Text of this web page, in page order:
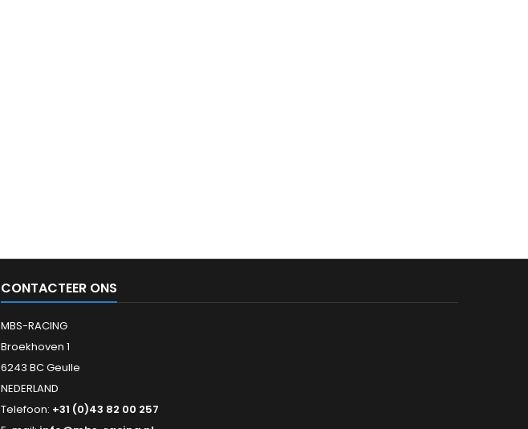
CONTACTEER ONS
MBS-RACING
Broekhoven 1
6243 BC Geulle
NEDERLAND
Telefoon: +31 (0)43 82 00 257